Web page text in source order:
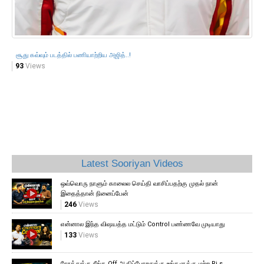
சூது கவ்வும் படத்தில் பணியாற்றிய அஜித்..!
93 Views
Latest Sooriyan Videos
ஒவ்வொரு நாளும் காலைல செய்தி வாசிப்பதற்கு முதல் நான்
இதைத்தான் நினைப்பேன்
246Views
என்னால இந்த விஷயத்த மட்டும் Control பண்ணவே முடியாது
133Views